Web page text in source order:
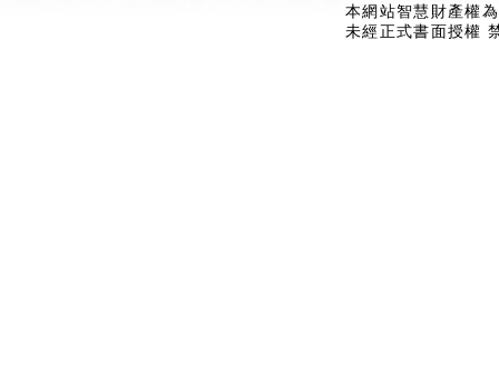
本網站智慧財產權
未經正式書面授權